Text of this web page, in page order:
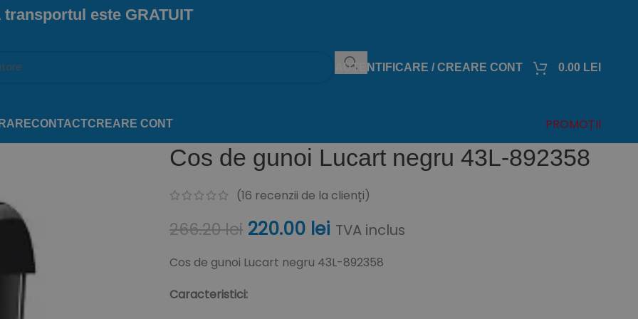
transportul este GRATUIT
AUTENTIFICARE / CREARE CONT 0.00 LEI
CONTACTCREARE CONT PROMOȚII
Cos de gunoi Lucart negru 43L-892358
(16 recenzii de la clienți)
266.20lei 220.00 lei TVA inclus
Cos de gunoi Lucart negru 43L-892358
Caracteristici: